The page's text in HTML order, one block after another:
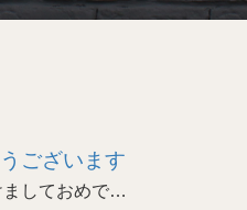
ございます
ておめで…